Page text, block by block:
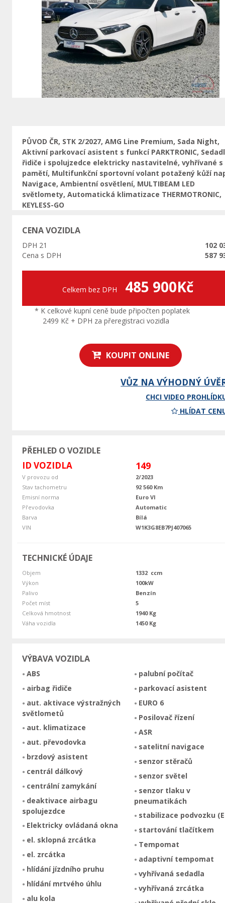
Předchozí
PŮVOD ČR, STK 2/2027, AMG Line Premium, Sada Night,
Aktivní parkovací asistent s funkcí PARKTRONIC,
řidiče i spolujzedce elektricky nastavitelné, vyhřívané s
pamětí, Multifunkční sportovní volant potažený kůží
Navigace, Ambientní osvětlení, MULTIBEAM LED
světlomety, Automatická klimatizace THERMOTRONIC,
KEYLESS-GO
CENA VOZIDLA
DPH 21
102
Cena s DPH
587
Celkem bez DPH 485 900Kč
* K celkové kupní ceně bude připočten poplatek
2499 Kč + DPH za přeregistraci vozidla
KOUPIT ONLINE
VŮZ NA VÝHODNÝ
CHCI VIDEO
HLÍDAT
PŘEHLED O VOZIDLE
ID VOZIDLA 149
V provozu od
2/2023
Stav tachometru
92 560 Km
Emisní norma
Euro VI
Převodovka
Automatic
Barva
Bílá
VIN
W1K3G8EB7PJ407065
TECHNICKÉ ÚDAJE
Objem
1332 ccm
Výkon
100kW
Palivo
Benzín
Počet míst
5
Celková hmotnost
1940 Kg
Váha vozidla
1450 Kg
VÝBAVA VOZIDLA
ABS
airbag řidiče
aut. aktivace výstražných
světlometů
aut. klimatizace
aut. převodovka
brzdový asistent
centrál dálkový
centrální zamykání
deaktivace airbagu
spolujezdce
Elektricky ovládaná okna
el. sklopná zrcátka
el. zrcátka
hlídání jízdního pruhu
hlídání mrtvého úhlu
alu kola
palubní počítač
parkovací asistent
EURO 6
Posilovač řízení
ASR
satelitní navigace
senzor stěračů
senzor světel
senzor tlaku v
pneumatikách
stabilizace podvozku
startování tlačítkem
Tempomat
adaptivní tempomat
vyhřívaná sedadla
vyhřívaná zrcátka